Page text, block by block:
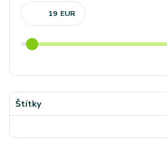
EUR
Štítky